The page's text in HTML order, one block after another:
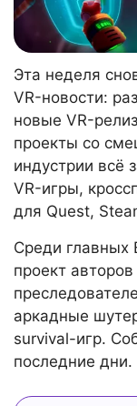
Эта неделя
VR-новости:
новые VR-
проекты со
индустрии всё
VR-игры,
для Quest,
Среди
проект
аркадные
survival-игр.
последние дни.